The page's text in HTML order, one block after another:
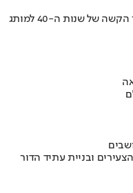
איך אסם הפכה את תקופת הצנע והמחסור הקשה של שנות ה-40 למותג
ובניית עתיד הדור